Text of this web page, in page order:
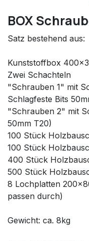
BOX
Satz bestehend aus:
Kunststoffbox
Zwei Schachteln
"Schrauben 1" mit
Schlagfeste Bits
"Schrauben 2" mit
50mm T20)
100 Stück
100 Stück
400 Stück
500 Stück
8 Lochplatten
passen durch)
Gewicht: ca. 8kg